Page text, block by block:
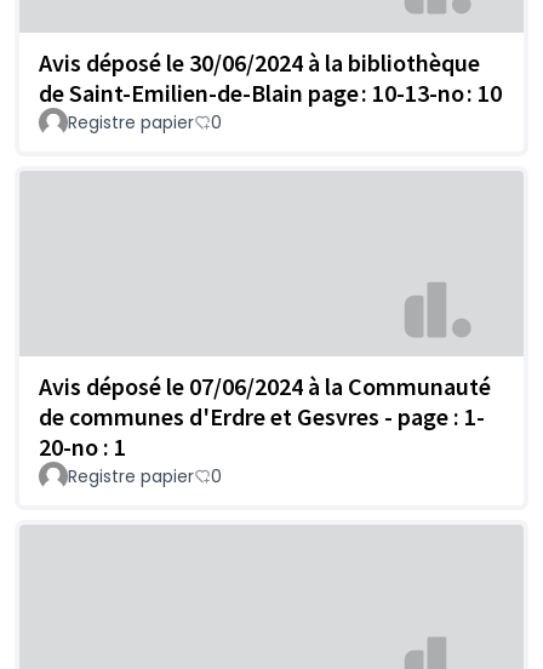
Avis déposé le 30/06/2024 à la bibliothèque
de Saint-Emilien-de-Blain page : 10-13-no : 10
Registre papier 0
Avis déposé le 07/06/2024 à la Communauté
de communes d'Erdre et Gesvres - page : 1-
20-no : 1
Registre papier 0